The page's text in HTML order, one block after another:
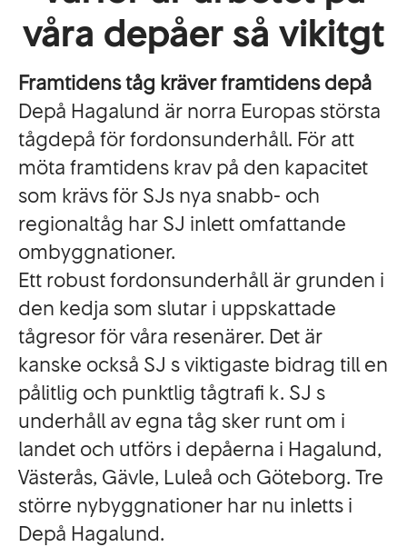
våra depåer så vikitgt
Framtidens tåg kräver framtidens depå
Depå Hagalund är norra Europas största
tågdepå för fordonsunderhåll. För att
möta framtidens krav på den kapacitet
som krävs för SJs nya snabb- och
regionaltåg har SJ inlett omfattande
ombyggnationer.
Ett robust fordonsunderhåll är grunden i
den kedja som slutar i uppskattade
tågresor för våra resenärer. Det är
kanske också SJ s viktigaste bidrag till en
pålitlig och punktlig tågtrafi k. SJ s
underhåll av egna tåg sker runt om i
landet och utförs i depåerna i Hagalund,
Västerås, Gävle, Luleå och Göteborg. Tre
större nybyggnationer har nu inletts i
Depå Hagalund.